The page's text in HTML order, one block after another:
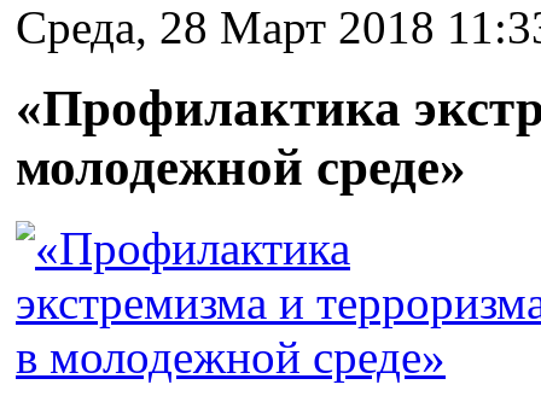
Среда, 28 Март 2018
«Профилактика
молодежной среде»